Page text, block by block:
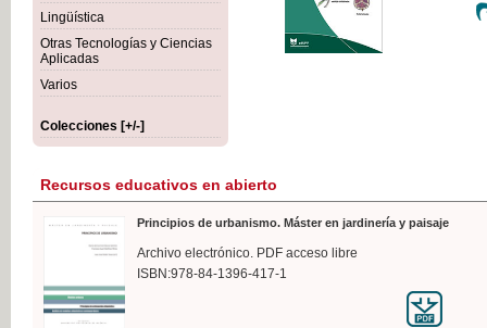
Lingüística
Otras Tecnologías y Ciencias
Aplicadas
Varios
Colecciones [+/-]
Recursos educativos en abierto
Principios de urbanismo. Máster en jardinería y paisaje
Archivo electrónico. PDF acceso libre
ISBN:978-84-1396-417-1